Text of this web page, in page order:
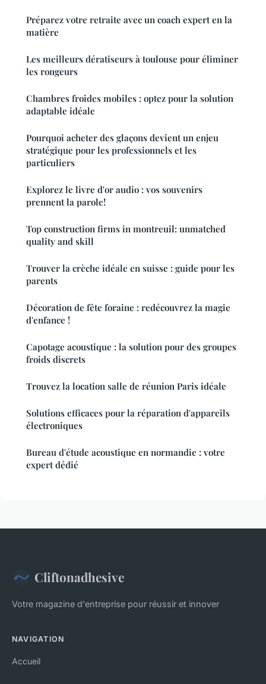
Préparez votre retraite avec un coach expert en la
matière
Les meilleurs dératiseurs à toulouse pour éliminer
les rongeurs
Chambres froides mobiles : optez pour la solution
adaptable idéale
Pourquoi acheter des glaçons devient un enjeu
stratégique pour les professionnels et les
particuliers
Explorez le livre d'or audio : vos souvenirs
prennent la parole!
Top construction firms in montreuil: unmatched
quality and skill
Trouver la crèche idéale en suisse : guide pour les
parents
Décoration de fête foraine : redécouvrez la magie
d'enfance !
Capotage acoustique : la solution pour des groupes
froids discrets
Trouvez la location salle de réunion Paris idéale
Solutions efficaces pour la réparation d'appareils
électroniques
Bureau d'étude acoustique en normandie : votre
expert dédié
Cliftonadhesive
Votre magazine d'entreprise pour réussir et innover
NAVIGATION
Accueil